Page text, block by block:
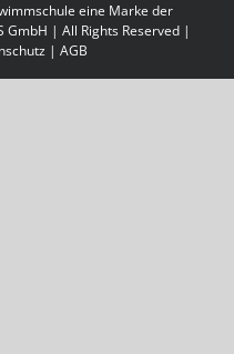
eine Marke der
GmbH | All Rights Reserved |
| AGB